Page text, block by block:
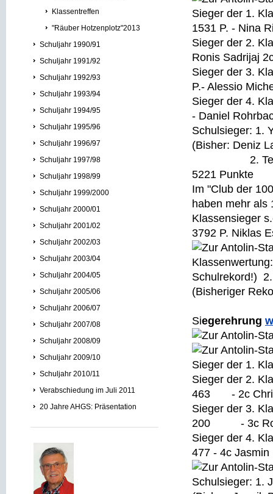
Klassentreffen
"Räuber Hotzenplotz"2013
Schuljahr 1990/91
Schuljahr 1991/92
Schuljahr 1992/93
Schuljahr 1993/94
Schuljahr 1994/95
Schuljahr 1995/96
Schuljahr 1996/97
Schuljahr 1997/98
Schuljahr 1998/99
Schuljahr 1999/2000
Schuljahr 2000/01
Schuljahr 2001/02
Schuljahr 2002/03
Schuljahr 2003/04
Schuljahr 2004/05
Schuljahr 2005/06
Schuljahr 2006/07
Schuljahr 2007/08
Schuljahr 2008/09
Schuljahr 2009/10
Schuljahr 2010/11
Verabschiedung im Juli 2011
20 Jahre AHGS: Präsentation
Sieger der 1.
1531 P. - Nina
Sieger der 2.
Ronis Sadrijaj
Sieger der 3.
P.- Alessio
Sieger der 4.
- Daniel
Schulsieger: 1.
(Bisher: Deniz
2. Teresa
5221 Punkte
Im "Club der
haben mehr als
Klassensieger
3792 P. Niklas
Schulrekord!)
(Bisheriger
Siegerehrung
Sieger der 1.
Sieger der 2.
463 - 2c
Sieger der 3.
200 - 3c
Sieger der 4.
477 - 4c
Schulsieger: 1.